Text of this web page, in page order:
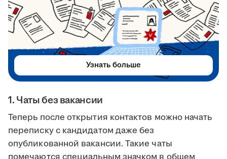
1. Чаты без вакансии
Теперь после открытия контактов можно начать
переписку с кандидатом даже без
опубликованной вакансии. Такие чаты
Узнать больше